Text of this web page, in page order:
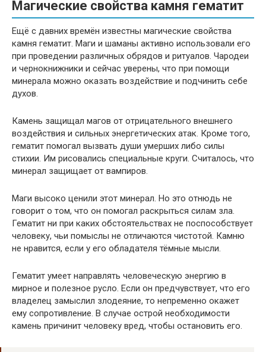
Магические свойства камня гематит
Ещё с давних времён известны магические свойства
камня гематит. Маги и шаманы активно использовали его
при проведении различных обрядов и ритуалов. Чародеи
и чернокнижники и сейчас уверены, что при помощи
минерала можно оказать воздействие и подчинить себе
духов.
Камень защищал магов от отрицательного внешнего
воздействия и сильных энергетических атак. Кроме того,
гематит помогал вызвать души умерших либо силы
стихии. Им рисовались специальные круги. Считалось, что
минерал защищает от вампиров.
Маги высоко ценили этот минерал. Но это отнюдь не
говорит о том, что он помогал раскрыться силам зла.
Гематит ни при каких обстоятельствах не поспособствует
человеку, чьи помыслы не отличаются чистотой. Камню
не нравится, если у его обладателя тёмные мысли.
Гематит умеет направлять человеческую энергию в
мирное и полезное русло. Если он предчувствует, что его
владелец замыслил злодеяние, то непременно окажет
ему сопротивление. В случае острой необходимости
камень причинит человеку вред, чтобы остановить его.